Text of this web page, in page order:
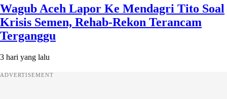
Wagub Aceh Lapor Ke Mendagri Tito Soal
Krisis Semen, Rehab-Rekon Terancam
Terganggu
3 hari yang lalu
ADVERTISEMENT